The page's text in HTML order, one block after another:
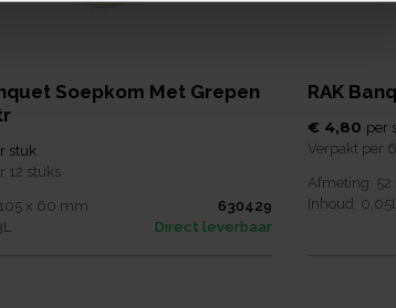
Soepkom Met Grepen
stuk
12 stuks
105 x 60 mm
L
630429
Direct leverbaar
RAK
€ 4,80 per
Verpakt per
Afmeting: 52
Inhoud: 0,05L